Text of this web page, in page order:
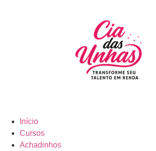
Início
Cursos
Achadinhos